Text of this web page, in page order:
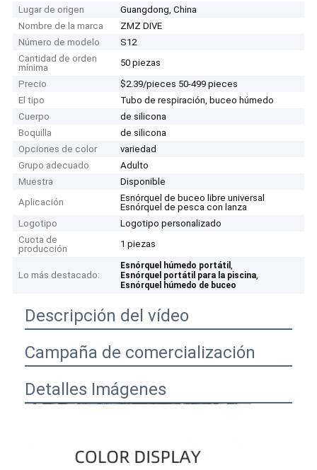
Lugar de origen
Guangdong, China
Nombre de la marca
ZMZ DIVE
Número de modelo
S12
Cantidad de orden
mínima
50 piezas
Precio
$2.39/pieces 50-499 pieces
El tipo
Tubo de respiración, buceo húmedo
Cuerpo
de silicona
Boquilla
de silicona
Opciones de color
variedad
Grupo adecuado
Adulto
Muestra
Disponible
Aplicación
Esnórquel de buceo libre universal
Esnórquel de pesca con lanza
Logotipo
Logotipo personalizado
Cuota de
producción
1 piezas
Lo más destacado:
Esnórquel húmedo portátil,
Esnórquel portátil para la piscina,
Esnórquel húmedo de buceo
Descripción del vídeo
Campaña de comercialización
Detalles Imágenes